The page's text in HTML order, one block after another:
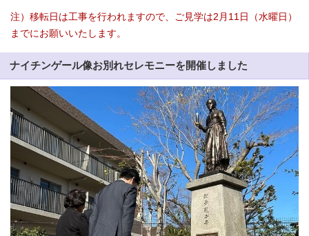
注）移転日は工事を行われますので、ご見学は2月11日（水曜日）
までにお願いいたします。
ナイチンゲール像お別れセレモニーを開催しました